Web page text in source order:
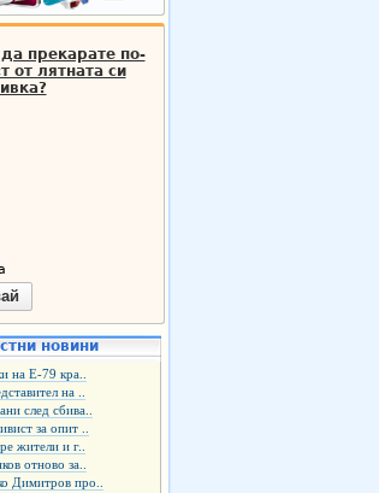
прекарате по-
от лятната си
новини
на Е-79 кра..
на ..
след сбива..
за опит ..
жители и г..
отново за..
Димитров про..